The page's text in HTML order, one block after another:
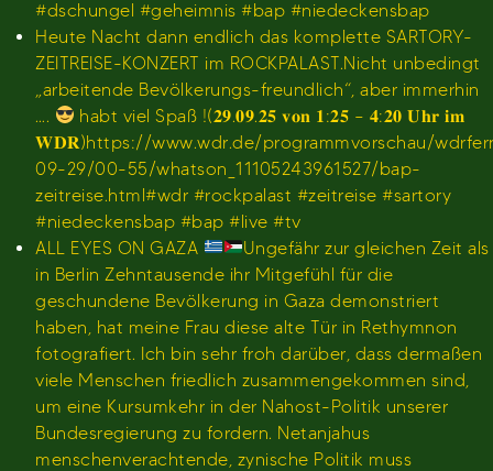
#dschungel #geheimnis #bap #niedeckensbap
Heute Nacht dann endlich das komplette SARTORY-
ZEITREISE-KONZERT im ROCKPALAST.Nicht unbedingt
„arbeitende Bevölkerungs-freundlich“, aber immerhin
….
habt viel Spaß !(𝟐𝟗.𝟎𝟗.𝟐𝟓 𝐯𝐨𝐧 𝟏:𝟐𝟓 – 𝟒:𝟐𝟎 𝐔𝐡𝐫 𝐢𝐦
𝐖𝐃𝐑)https://www.wdr.de/programmvorschau/
09-29/00-55/whatson_11105243961527/bap-
zeitreise.html#wdr #rockpalast #zeitreise #sartory
#niedeckensbap #bap #live #tv
ALL EYES ON GAZA
Ungefähr zur gleichen Zeit als
in Berlin Zehntausende ihr Mitgefühl für die
geschundene Bevölkerung in Gaza demonstriert
haben, hat meine Frau diese alte Tür in Rethymnon
fotografiert. Ich bin sehr froh darüber, dass dermaßen
viele Menschen friedlich zusammengekommen sind,
um eine Kursumkehr in der Nahost-Politik unserer
Bundesregierung zu fordern. Netanjahus
menschenverachtende, zynische Politik muss